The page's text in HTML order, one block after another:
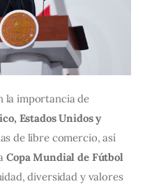
la importancia de
Estados Unidos y
de libre comercio, así
Copa Mundial de Fútbol
diversidad y valores